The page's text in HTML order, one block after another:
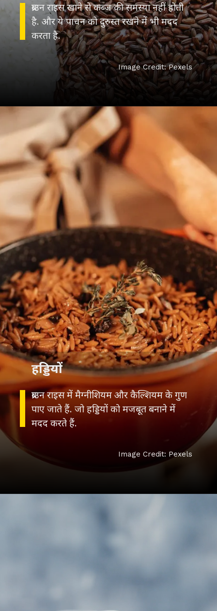
ब्राउन राइस खाने से कब्ज की समस्या नहीं होती
है. और ये पाचन को दुरुस्त रखने में भी मदद
करता है.
Image Credit: Pexels
ब्राउन राइस में मैग्नीशियम और कैल्शियम के गुण
पाए जाते हैं. जो हड्डियों को मजबूत बनाने में
मदद करते हैं.
हड्डियों
Image Credit: Pexels